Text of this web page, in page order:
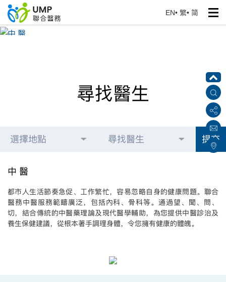
EN• 繁• 简
中 醫
尋找醫生
選擇地點 尋找醫生 提交
中 醫
都市人生活節奏急促、工作繁忙，容易忽略自身的健康問題。聯合
醫務中醫服務範疇廣泛，包括內科、骨科等。通過望、聞、問、
切，結合傳統的中醫藥理論及現代醫學輔助，為您提供中醫診治及
養生保健建議，從根本著手調理身體，令您擁有健康的體魄。